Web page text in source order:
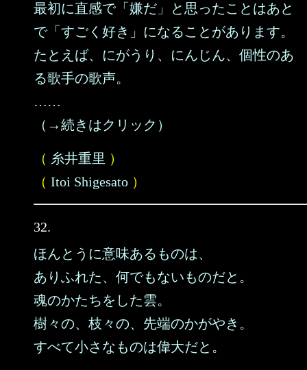
最初に直感で「嫌だ」と思ったことはあと
で「すごく好き」になることがあります。
たとえば、にがうり、にんじん、個性のあ
る歌手の歌声。
……
（→続きはクリック）
（ 糸井重里 ）
（ Itoi Shigesato ）
32.
ほんとうに意味あるものは、
ありふれた、何でもないものだと。
魂のかたちをした雲。
樹々の、枝々の、先端のかがやき。
すべて小さなものは偉大だと。